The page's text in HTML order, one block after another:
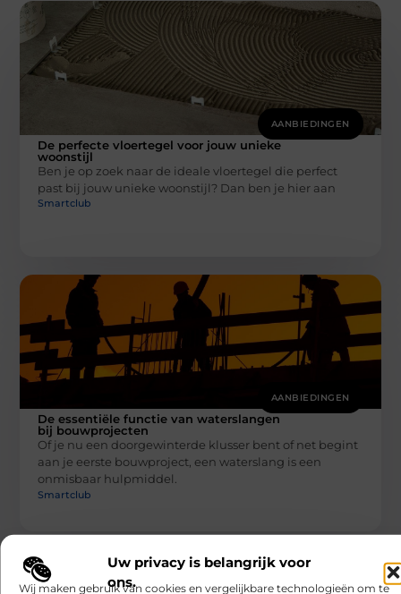
Uw privacy is belangrijk voor
ons.
Wij maken gebruik van cookies en vergelijkbare technologieën om te
AANBIEDINGEN
De perfecte vloertegel voor jouw unieke
woonstijl
Ben je op zoek naar de ideale vloertegel die perfect
past bij jouw unieke woonstijl? Dan ben je hier aan
Smartclub
AANBIEDINGEN
De essentiële functie van waterslangen
bij bouwprojecten
Of je nu een doorgewinterde klusser bent of net begint
aan je eerste bouwproject, een waterslang is een
onmisbaar hulpmiddel.
Smartclub